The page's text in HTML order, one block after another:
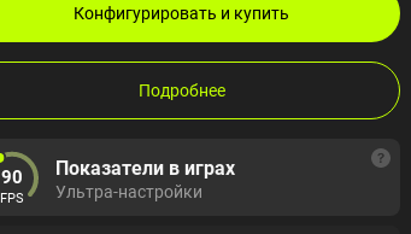
Конфигурировать и купить
Подробнее
90
FPS
Показатели в играх
Ультра-настройки